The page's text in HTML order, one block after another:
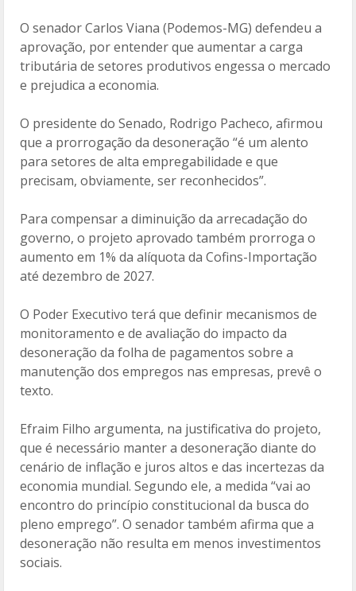
O senador Carlos Viana (Podemos-MG) defendeu a
aprovação, por entender que aumentar a carga
tributária de setores produtivos engessa o mercado
e prejudica a economia.
O presidente do Senado, Rodrigo Pacheco, afirmou
que a prorrogação da desoneração “é um alento
para setores de alta empregabilidade e que
precisam, obviamente, ser reconhecidos”.
Para compensar a diminuição da arrecadação do
governo, o projeto aprovado também prorroga o
aumento em 1% da alíquota da Cofins-Importação
até dezembro de 2027.
O Poder Executivo terá que definir mecanismos de
monitoramento e de avaliação do impacto da
desoneração da folha de pagamentos sobre a
manutenção dos empregos nas empresas, prevê o
texto.
Efraim Filho argumenta, na justificativa do projeto,
que é necessário manter a desoneração diante do
cenário de inflação e juros altos e das incertezas da
economia mundial. Segundo ele, a medida “vai ao
encontro do princípio constitucional da busca do
pleno emprego”. O senador também afirma que a
desoneração não resulta em menos investimentos
sociais.